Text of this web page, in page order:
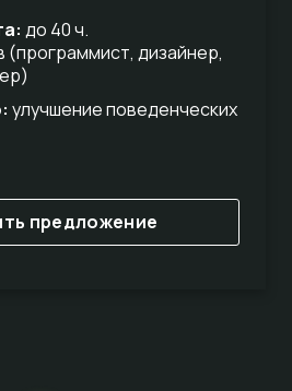
до 40 ч.
(программист, дизайнер,
улучшение поведенческих
предложение